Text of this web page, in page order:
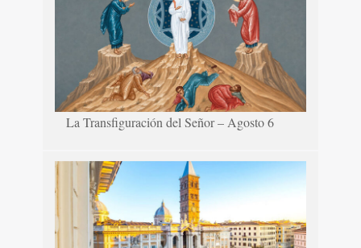
La Transfiguración del Señor – Agosto 6